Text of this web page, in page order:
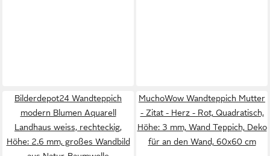
Bilderdepot24 Wandteppich
modern Blumen Aquarell
Landhaus weiss, rechteckig,
Höhe: 2.6 mm, großes Wandbild
MuchoWow Wandteppich Mutter
- Zitat - Herz - Rot, Quadratisch,
Höhe: 3 mm, Wand Teppich, Deko
für an den Wand, 60x60 cm